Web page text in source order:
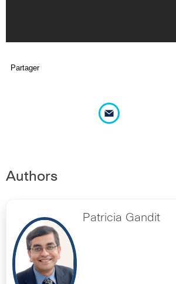
Partager
Authors
Patricia Gandit